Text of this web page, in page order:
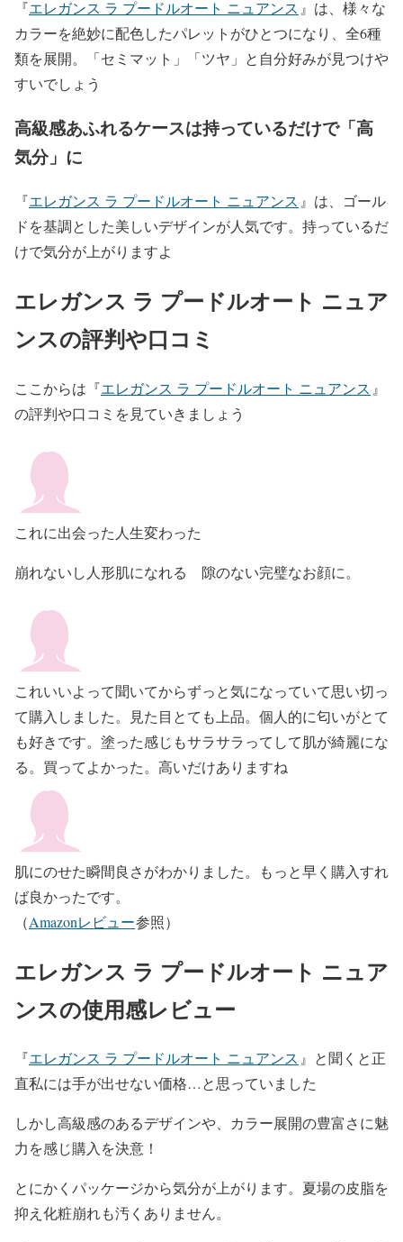
『エレガンス ラ プードルオート ニュアンス 』は、様々な
カラーを絶妙に配色したパレットがひとつになり、全6種
類を展開。「セミマット」「ツヤ」と自分好みが見つけや
すいでしょう
高級感あふれるケースは持っているだけで「高
気分」に
『エレガンス ラ プードルオート ニュアンス 』は、ゴール
ドを基調とした美しいデザインが人気です。持っているだ
けで気分が上がりますよ
エレガンス ラ プードルオート ニュア
ンスの評判や口コミ
ここからは『エレガンス ラ プードルオート ニュアンス 』
の評判や口コミを見ていきましょう
これに出会った人生変わった
崩れないし人形肌になれる 隙のない完璧なお顔に。
これいいよって聞いてからずっと気になっていて思い切っ
て購入しました。見た目とても上品。個人的に匂いがとて
も好きです。塗った感じもサラサラってして肌が綺麗にな
る。買ってよかった。高いだけありますね
肌にのせた瞬間良さがわかりました。もっと早く購入すれ
ば良かったです。
（Amazonレビュー参照）
エレガンス ラ プードルオート ニュア
ンスの使用感レビュー
『エレガンス ラ プードルオート ニュアンス 』と聞くと正
直私には手が出せない価格…と思っていました
しかし高級感のあるデザインや、カラー展開の豊富さに魅
力を感じ購入を決意！
とにかくパッケージから気分が上がります。夏場の皮脂を
抑え化粧崩れも汚くありません。